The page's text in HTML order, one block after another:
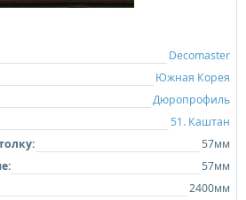
Decomaster
Южная Корея
Дюропрофиль
51. Каштан
57мм
57мм
2400мм